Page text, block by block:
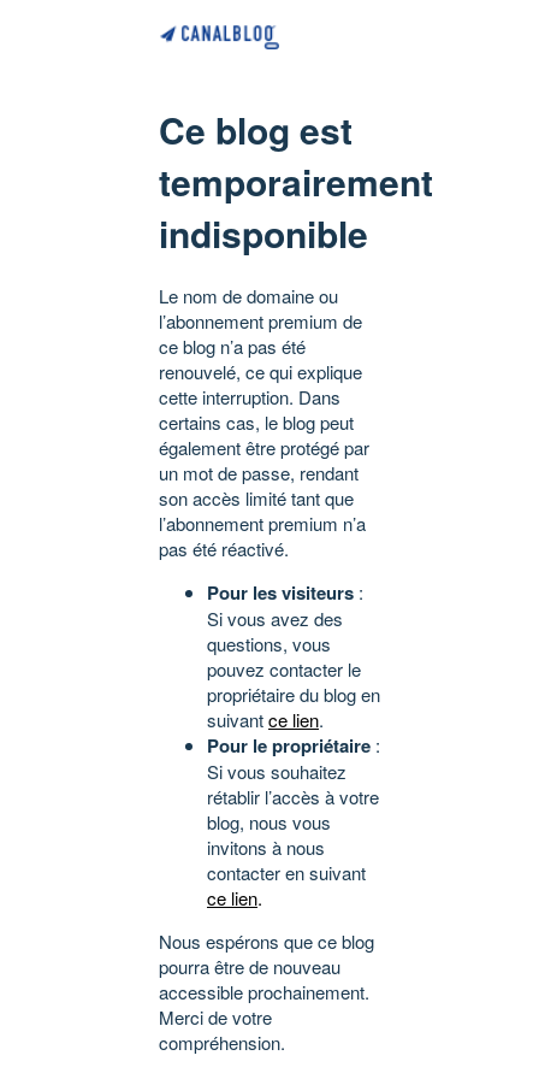
Ce blog est
temporairement
indisponible
Le nom de domaine ou
l’abonnement premium de
ce blog n’a pas été
renouvelé, ce qui explique
cette interruption. Dans
certains cas, le blog peut
également être protégé par
un mot de passe, rendant
son accès limité tant que
l’abonnement premium n’a
pas été réactivé.
Pour les visiteurs :
Si vous avez des
questions, vous
pouvez contacter le
propriétaire du blog en
suivantce lien.
Pour le propriétaire :
Si vous souhaitez
rétablir l’accès à votre
blog, nous vous
invitons à nous
contacter en suivant
ce lien.
Nous espérons que ce blog
pourra être de nouveau
accessible prochainement.
Merci de votre
compréhension.